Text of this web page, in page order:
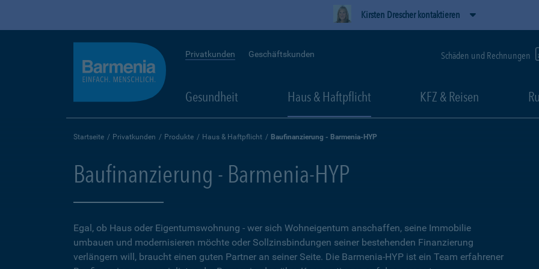
Kirsten Drescher kontaktieren
Privatkunden Geschäftskunden Schäden und Rechnungen
Gesundheit Haus & Haftpflicht KFZ & Reisen
Startseite Privatkunden Produkte Haus & Haftpflicht Baufinanzierung - Barmenia-HYP
Baufinanzierung - Barmenia-HYP
Egal, ob Haus oder Eigentumswohnung - wer sich Wohneigentum anschaffen, seine Immobilie
umbauen und modernisieren möchte oder Sollzinsbindungen seiner bestehenden Finanzierung
verlängern will, braucht einen guten Partner an seiner Seite. Die Barmenia-HYP ist ein Team erfahrener